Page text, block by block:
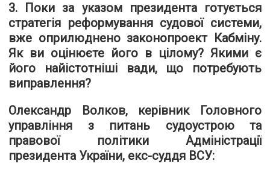
3. Поки за указом президента готується
стратегія реформування судової системи,
вже оприлюднено законопроект Кабміну.
Як ви оцінюєте його в цілому? Якими є
його найістотніші вади, що потребують
виправлення?
Олександр Волков, керівник Головного
управління з питань судоустрою та
правової політики Адміністрації
президента України, екс-суддя ВСУ: